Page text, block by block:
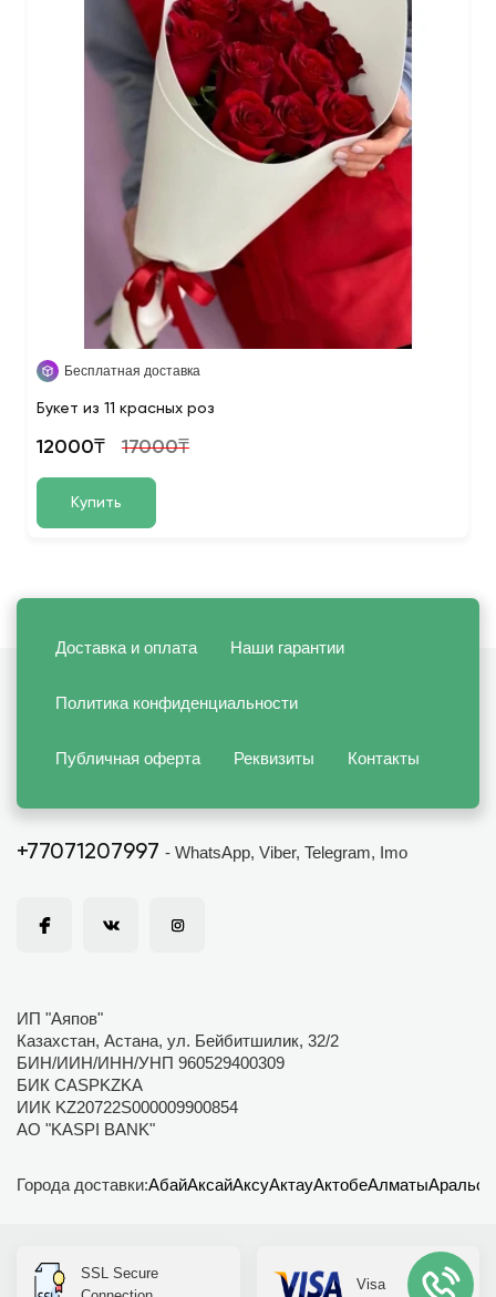
Бесплатная доставка
Букет из 11 красных роз
12000₸ 17000₸
Купить
Доставка и оплата Наши гарантии
Политика конфиденциальности
Публичная оферта Реквизиты Контакты
+77071207997 - WhatsApp, Viber, Telegram, Imo
ИП "Аяпов"
Казахстан, Астана, ул. Бейбитшилик, 32/2
БИН/ИИН/ИНН/УНП 960529400309
БИК CASPKZKA
ИИК KZ20722S000009900854
АО "KASPI BANK"
Города доставки:АбайАксайАксуАктауАктобеАлматыАральск
SSL Secure
Visa